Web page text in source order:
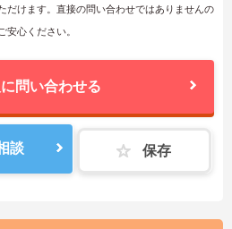
だけます。直接の問い合わせではありませんの
安心ください。
問い合わせる
談 保存